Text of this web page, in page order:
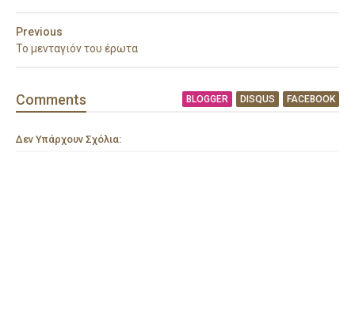
Previous
Το μενταγιόν του έρωτα
Comments BLOGGER DISQUS FACEBOOK
Δεν Υπάρχουν Σχόλια: